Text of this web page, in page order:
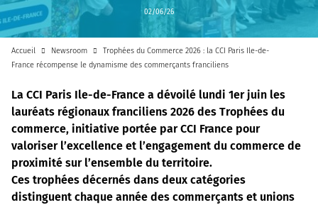
02/06/26
Accueil Newsroom
Trophées du Commerce 2026 : la CCI Paris Ile-de-
France récompense le dynamisme des commerçants franciliens
La CCI Paris Ile-de-France a dévoilé lundi 1er juin les
lauréats régionaux franciliens 2026 des Trophées du
commerce, initiative portée par CCI France pour
valoriser l’excellence et l’engagement du commerce de
proximité sur l’ensemble du territoire.
Ces trophées décernés dans deux catégories
distinguent chaque année des commerçants et unions